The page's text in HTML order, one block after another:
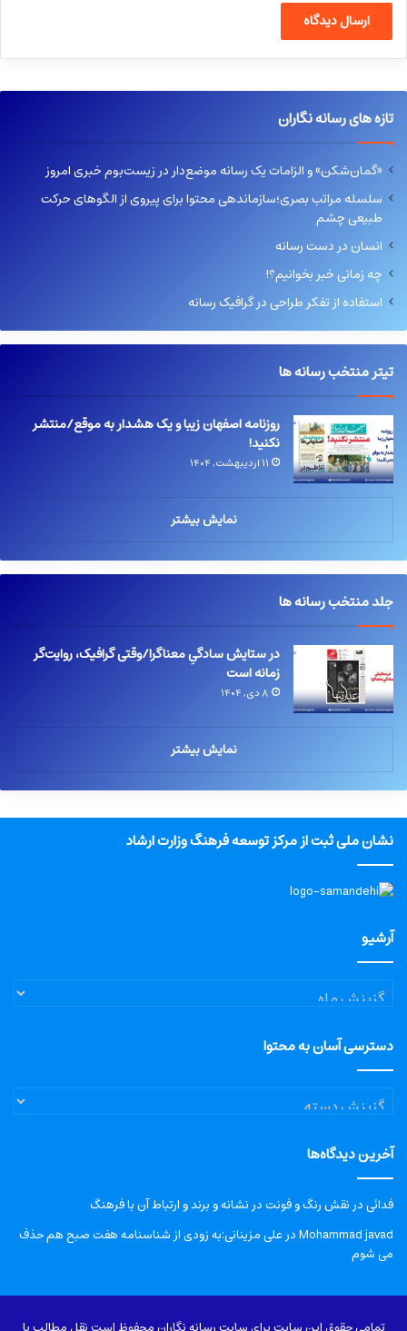
تازه های رسانه نگاران
«گمان‌شکن» و الزامات یک رسانه موضع‌دار در زیست‌بوم خبری امروز
سلسله مراتب بصری؛سازماندهی محتوا برای پیروی از الگوهای حرکت
طبیعی چشم
انسان در دست رسانه
چه زمانی خبر بخوانیم؟!
استفاده از تفکر طراحی در گرافیک رسانه
تیتر منتخب رسانه ها
روزنامه اصفهان زیبا و یک هشدار به موقع/منتشر
نکنید!
۱۱ اردیبهشت, ۱۴۰۴
نمایش بیشتر
جلد منتخب رسانه ها
در ستایش سادگیِ معناگرا/وقتی گرافیک، روایت‌گر
زمانه است
۸ دی, ۱۴۰۴
نمایش بیشتر
نشان ملی ثبت از مرکز توسعه فرهنگ وزارت ارشاد
آرشیو
آرشیو
دسترسی آسان به محتوا
دسترسی
آسان
محتوا
آخرین دیدگاه‌ها
فدائیدرنقش رنگ و فونت در نشانه و برند و ارتباط آن با فرهنگ
Mohammad javadدرعلی مزینانی:به زودی از شناسنامه هفت صبح هم حذف
می شوم